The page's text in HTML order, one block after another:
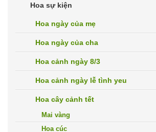
Hoa sự kiện
Hoa ngày của mẹ
Hoa ngày của cha
Hoa cảnh ngày 8/3
Hoa cảnh ngày lễ tình yeu
Hoa cây cảnh tết
Mai vàng
Hoa cúc